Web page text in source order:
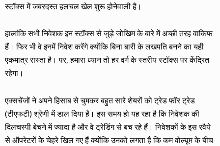
स्टॉक्स में जबरदस्त हलचल खेल शुरू होनेवाली है।
हालांकि सभी निवेशक इन स्टॉक्स से जुड़े जोखिम के बारे में अच्छी तरह वाकिफ
हैं। फिर भी वे इनमें निवेश करेंगे क्योंकि बिना बारी के लखपति बनने का यही
एकमात्र रास्ता है। पर, हमारा ध्यान तो हर वर्ग के स्तरीय स्टॉक्स पर केंद्रित
रहेगा।
एक्सचेंजों ने अपने हिसाब से चुमकर बहुत सारे शेयरों को ट्रेड फॉर ट्रेड
(टीएफटी) श्रेणी में डाल दिया है। इस समय हो यह रहा है कि निवेशक की
दिलचस्पी बेचने में ज्यादा है और वे ट्रेडिंग से बच रहे हैं। निवेशकों के इस रवैये
से ऑपरेटरों के चेहरे खिल गए हैं क्योंकि उनको लगता है कि कम वोल्यूम के बीच